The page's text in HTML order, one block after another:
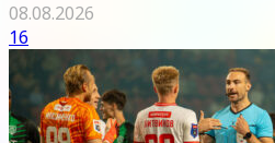
08.08.2026
16